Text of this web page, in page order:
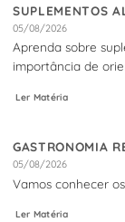
SUPLEMENTOS
05/08/2026
Aprenda sobre
importância de
Ler Matéria
GASTRONOMIA
05/08/2026
Vamos conhecer
Ler Matéria